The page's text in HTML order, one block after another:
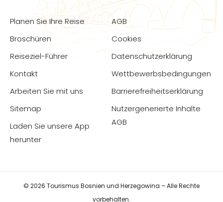
Planen Sie Ihre Reise
Broschüren
Reiseziel-Führer
Kontakt
Arbeiten Sie mit uns
Sitemap
Laden Sie unsere App
herunter
AGB
Cookies
Datenschutzerklärung
Wettbewerbsbedingungen
Barrierefreiheitserklärung
Nutzergenerierte Inhalte
AGB
© 2026 Tourismus Bosnien und Herzegowina – Alle Rechte
vorbehalten.